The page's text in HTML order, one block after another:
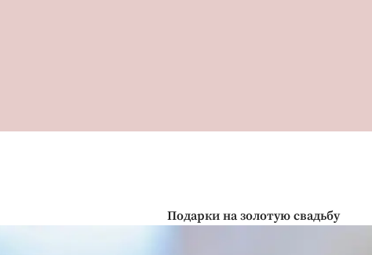
Подарки на золотую свадьбу